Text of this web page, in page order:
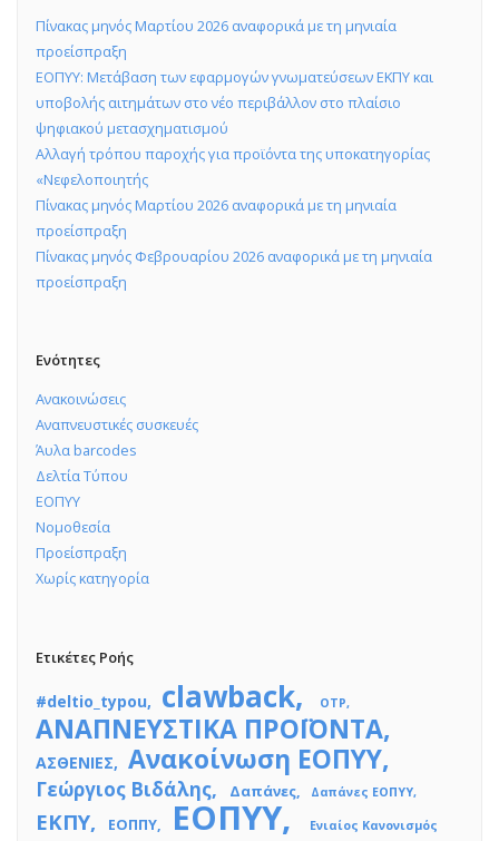
Πίνακας μηνός Μαρτίου 2026 αναφορικά με τη μηνιαία
προείσπραξη
ΕΟΠΥΥ: Μετάβαση των εφαρμογών γνωματεύσεων ΕΚΠΥ και
υποβολής αιτημάτων στο νέο περιβάλλον στο πλαίσιο
ψηφιακού μετασχηματισμού
Αλλαγή τρόπου παροχής για προϊόντα της υποκατηγορίας
«Νεφελοποιητής
Πίνακας μηνός Μαρτίου 2026 αναφορικά με τη μηνιαία
προείσπραξη
Πίνακας μηνός Φεβρουαρίου 2026 αναφορικά με τη μηνιαία
προείσπραξη
Ενότητες
Ανακοινώσεις
Αναπνευστικές συσκευές
Άυλα barcodes
Δελτία Τύπου
ΕΟΠΥΥ
Νομοθεσία
Προείσπραξη
Χωρίς κατηγορία
Ετικέτες Ροής
#deltio_typou clawback OTP
ΑΝΑΠΝΕΥΣΤΙΚΑ ΠΡΟΪΟΝΤΑ
ΑΣΘΕΝΙΕΣ Ανακοίνωση ΕΟΠΥΥ
Γεώργιος Βιδάλης Δαπάνες Δαπάνες ΕΟΠΥΥ
ΕΚΠΥ ΕΟΠΠΥ ΕΟΠΥΥ
Ενιαίος Κανονισμός